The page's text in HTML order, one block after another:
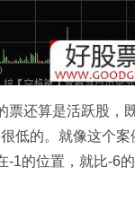
票还算是活跃股，
低的。就像这个案
-1的位置，就比-6